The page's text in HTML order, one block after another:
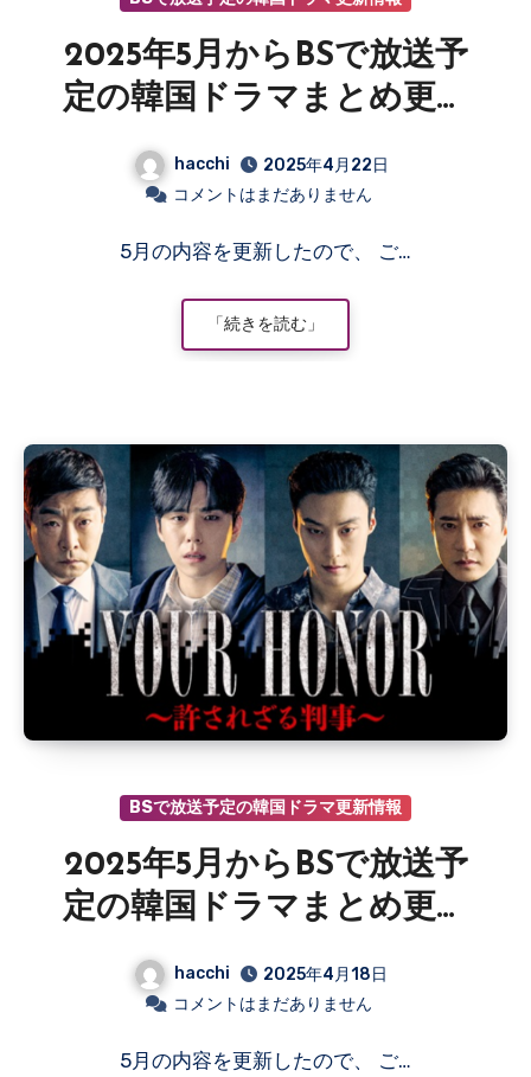
2025年5月からBSで放送予
定の韓国ドラマまとめ更新
hacchi
2025年4月22日
コメントはまだありません
5月の内容を更新したので、 ご…
「続きを読む」
BSで放送予定の韓国ドラマ更新情報
2025年5月からBSで放送予
定の韓国ドラマまとめ更新
hacchi
2025年4月18日
コメントはまだありません
5月の内容を更新したので、 ご…